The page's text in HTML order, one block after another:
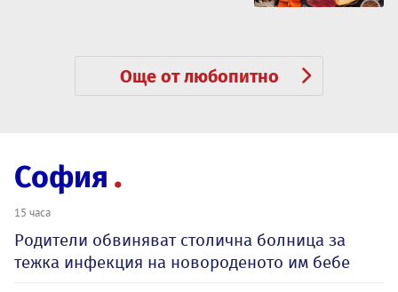
Още от любопитно
София
15 часа
Родители обвиняват столична болница за
тежка инфекция на новороденото им бебе